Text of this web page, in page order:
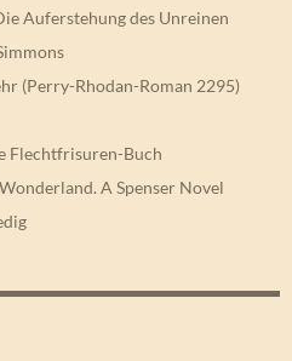
Auferstehung des Unreinen
(Perry-Rhodan-Roman 2295)
Flechtfrisuren-Buch
A Spenser Novel